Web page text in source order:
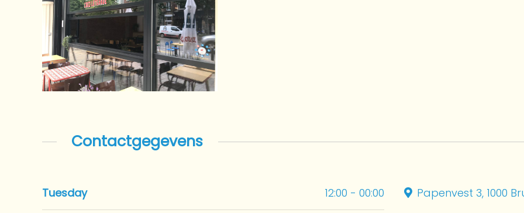
Contactgegevens
Tuesday 12:00 - 00:00 Papenvest 3, 1000